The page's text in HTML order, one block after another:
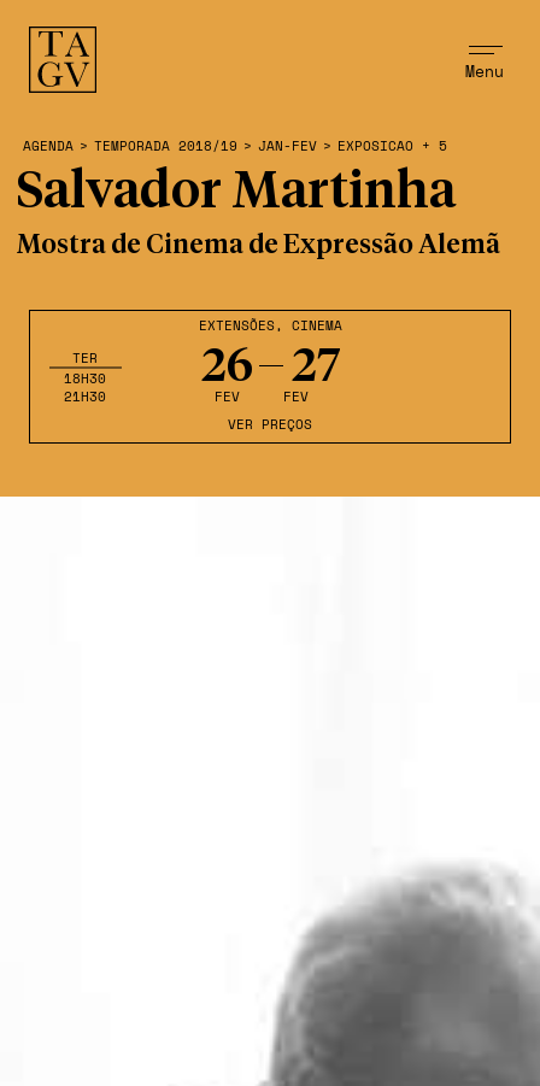
Menu
EXTENSÕES, CINEMA
26
FEV
27
FEV
TER
18H30
21H30
VER PREÇOS
AGENDA > TEMPORADA 2018/19 > JAN-FEV > EXPOSICAO + 5
Salvador Martinha
Mostra de Cinema de Expressão Alemã